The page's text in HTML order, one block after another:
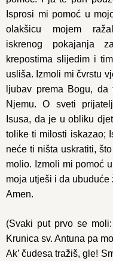
Isprosi mi pomoć u
olakšicu mojem
iskrenog pokajanja
krepostima slijedim i
usliša. Izmoli mi čvrstu
ljubav prema Bogu,
Njemu. O sveti
Isusa, da je u obliku
tolike ti milosti iskazao;
neće ti ništa uskratiti,
molio. Izmoli mi pomoć
moja utješi i da
Amen.
(Svaki put prvo se
Krunica sv. Antuna pa
Ak’ čudesa tražiš, gle!